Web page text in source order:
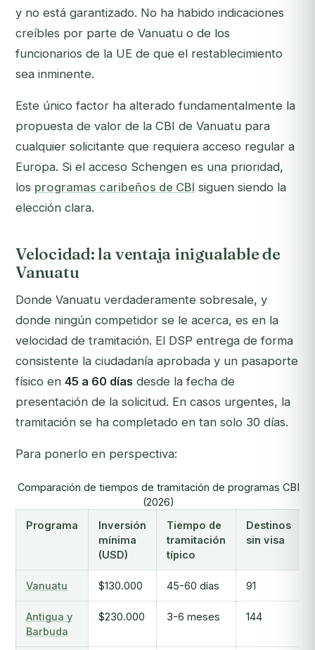
y no está garantizado. No ha habido indicaciones
creíbles por parte de Vanuatu o de los
funcionarios de la UE de que el restablecimiento
sea inminente.
Este único factor ha alterado fundamentalmente la
propuesta de valor de la CBI de Vanuatu para
cualquier solicitante que requiera acceso regular a
Europa. Si el acceso Schengen es una prioridad,
los programas caribeños de CBI siguen siendo la
elección clara.
Velocidad: la ventaja inigualable de
Vanuatu
Donde Vanuatu verdaderamente sobresale, y
donde ningún competidor se le acerca, es en la
velocidad de tramitación. El DSP entrega de forma
consistente la ciudadanía aprobada y un pasaporte
físico en 45 a 60 días desde la fecha de
presentación de la solicitud. En casos urgentes, la
tramitación se ha completado en tan solo 30 días.
Para ponerlo en perspectiva:
Comparación de tiempos de tramitación de programas CBI
(2026)
Programa
Inversión
mínima
(USD)
Tiempo de
tramitación
típico
Destinos
sin visa
Vanuatu $130.000 45-60 días 91
Antigua y
Barbuda
$230.000 3-6 meses 144